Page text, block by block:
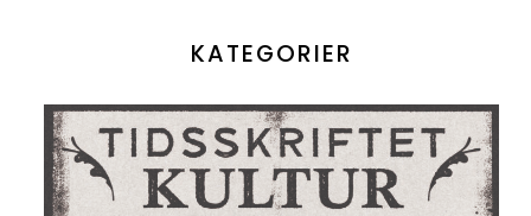
KATEGORIER